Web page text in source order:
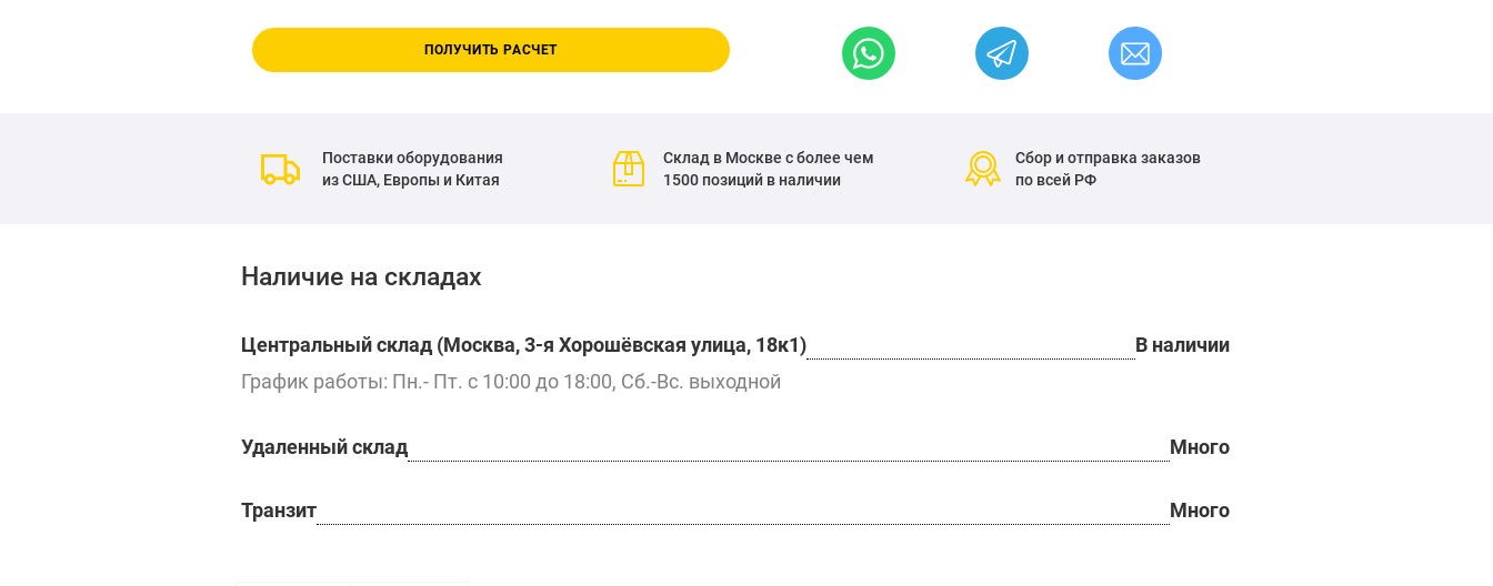
ПОЛУЧИТЬ РАСЧЕТ
Поставки оборудования
из США, Европы и Китая
Склад в Москве с более чем
1500 позиций в наличии
Сбор и отправка заказов
по всей РФ
Наличие на складах
Центральный склад (Москва, 3-я Хорошёвская улица, 18к1)
В наличии
График работы: Пн.- Пт. с 10:00 до 18:00, Сб.-Вс. выходной
Удаленный склад Много
Транзит Много